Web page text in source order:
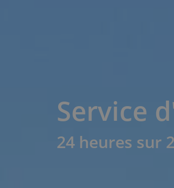
Service
24 heures sur